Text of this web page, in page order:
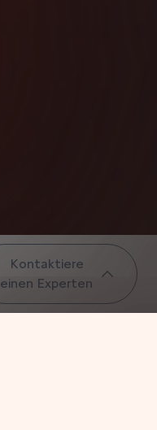
Kontaktiere
einen Experten